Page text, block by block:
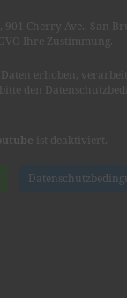
Cherry Ave., San
Ihre Zustimmung.
erhoben,
den
ist deaktiviert.